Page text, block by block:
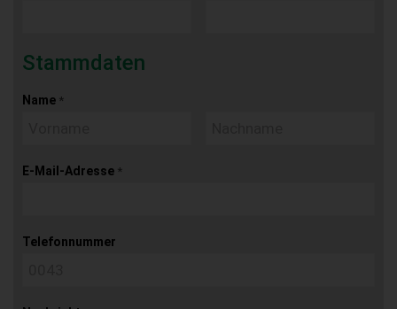
Stammdaten
Name *
E-Mail-Adresse *
Telefonnummer